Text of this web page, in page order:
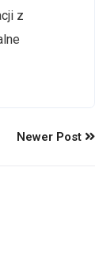
z
Newer Post